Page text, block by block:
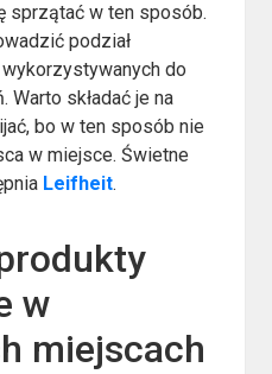
sprzątać w ten sposób.
podział
do
składać je na
bo w ten sposób nie
w miejsce. Świetne
Leifheit.
w
miejscach